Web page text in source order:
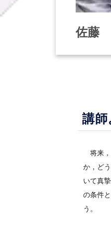
佐藤
講師
将来，
か，ど
いて真
の条件
う。